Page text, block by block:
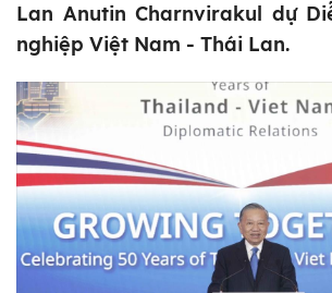
Lan Anutin Charnvirakul dự
nghiệp Việt Nam - Thái Lan.